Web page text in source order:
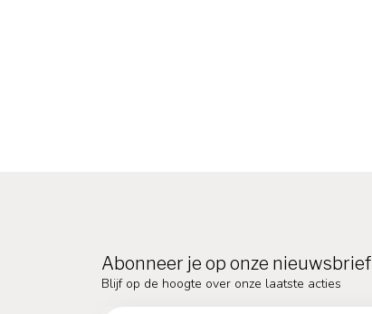
Abonneer je op onze nieuwsbrief
Blijf op de hoogte over onze laatste acties